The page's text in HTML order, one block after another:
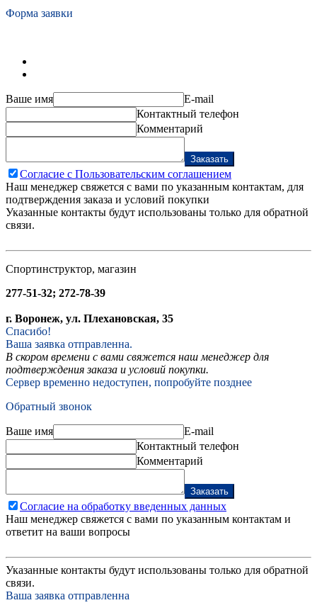
Форма заявки
Ваше имя
E-mail
Контактный телефон
Комментарий
Заказать
Согласие с Пользовательским соглашением
Наш менеджер свяжется с вами по указанным контактам, для
подтверждения заказа и условий покупки
Указанные контакты будут использованы только для обратной
связи.
Спортинструктор, магазин
277-51-32; 272-78-39
г. Воронеж, ул. Плехановская, 35
Спасибо!
Ваша заявка отправленна.
В скором времени с вами свяжется наш менеджер для
подтверждения заказа и условий покупки.
Сервер временно недоступен, попробуйте позднее
Обратный звонок
Ваше имя
E-mail
Контактный телефон
Комментарий
Заказать
Согласие на обработку введенных данных
Наш менеджер свяжется с вами по указанным контактам и
ответит на ваши вопросы
Указанные контакты будут использованы только для обратной
связи.
Ваша заявка отправленна